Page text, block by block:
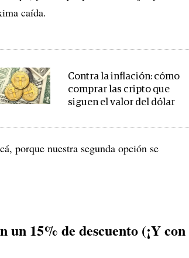
caída.
Contra la inflación: cómo
comprar las cripto que
siguen el valor del dólar
porque nuestra segunda opción se
15% de descuento (¡Y con